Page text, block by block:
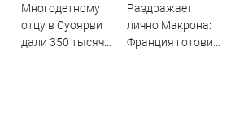
Многодетному
отцу в Суоярви
дали 350 тысяч
Раздражает
лично Макрона:
Франция готовит